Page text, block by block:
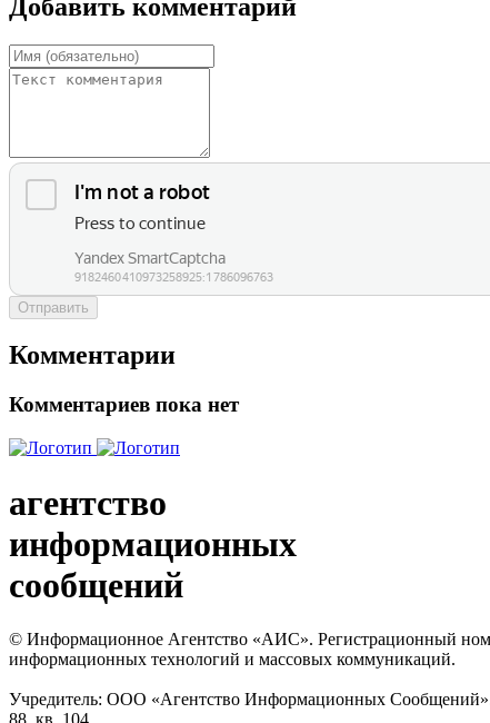
Добавить комментарий
Отправить
Комментарии
Комментариев пока нет
агентство
информационных
сообщений
© Информационное Агентство «АИС». Регистрационный
информационных технологий и массовых коммуникаций.
Учредитель: ООО «Агентство Информационных Сообщений».
88, кв. 104.